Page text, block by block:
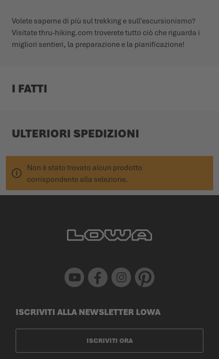
Volete saperne di più sul trekking e sull'escursionismo?
Visitatethru-hiking.com troverete tutto ciò che riguarda i
migliori sentieri, la preparazione e la pianificazione!
I FATTI
ULTERIORI SPEDIZIONI
Non è stato trovato alcun prodotto
corrispondente alla selezione.
Youtube Facebook Instagram Pinterest
ISCRIVITI ALLA NEWSLETTER LOWA
ISCRIVITI ORA